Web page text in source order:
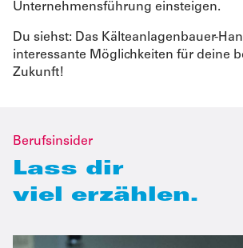
Unternehmensführung einsteigen.
Du siehst: Das Kälteanlagenbauer-
interessante Möglichkeiten für deine
Zukunft!
Berufsinsider
Lass dir
viel erzählen.